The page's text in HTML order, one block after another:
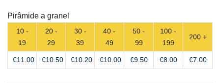
Vape
Free
Shipping
Pirâmide a granel
10 -
19
20 -
29
30 -
39
40 -
49
50 -
99
100 -
199
200 +
€11.00 €10.50 €10.20 €10.00 €9.50 €8.00 €7.00